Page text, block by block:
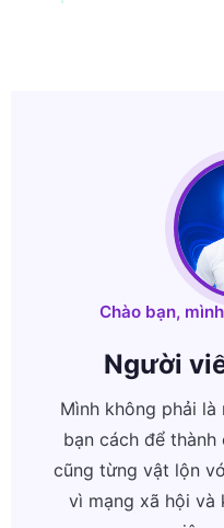
Chào bạn,
Người
Mình không phải là
bạn cách để
cũng từng vật lộn
vì mạng xã hội và